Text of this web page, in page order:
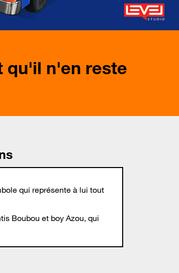
qu'il n'en reste
qui représente à lui tout
Boubou et boy Azou, qui